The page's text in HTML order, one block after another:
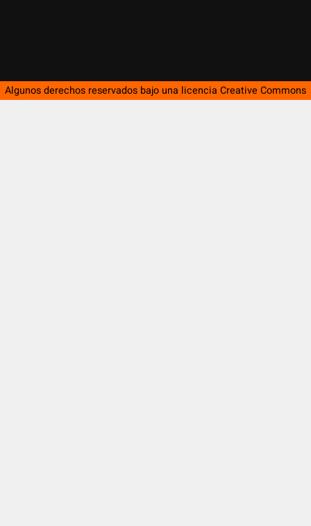
Algunos derechos reservados bajo una licencia Creative Commons